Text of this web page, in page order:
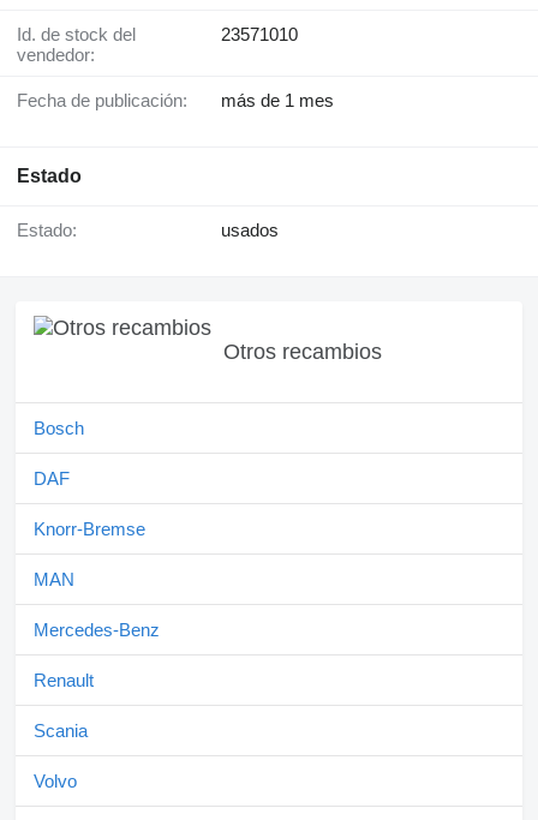
Id. de stock del
vendedor:
23571010
Fecha de publicación: más de 1 mes
Estado
Estado: usados
Otros recambios
Bosch
DAF
Knorr-Bremse
MAN
Mercedes-Benz
Renault
Scania
Volvo